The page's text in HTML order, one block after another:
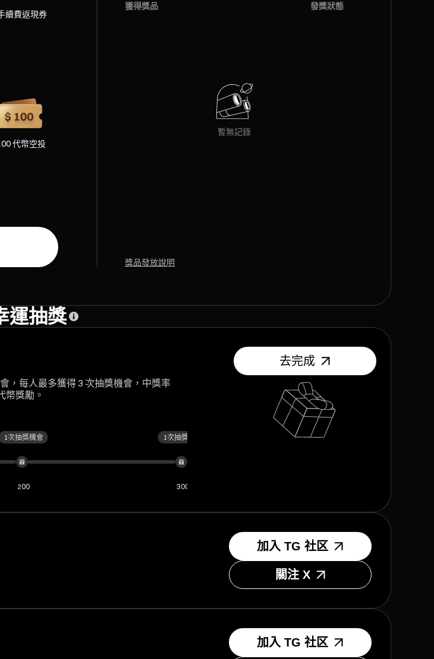
續費返現券
代幣空投
獲得獎品 發獎狀態
暫無記錄
獎品發放說明
運抽獎
，每人最多獲得 3 次抽獎機會，中獎率
幣獎勵。
1次抽獎機會
200
1次抽獎機會
300
去完成
加入 TG 社区
關注 X
加入 TG 社区